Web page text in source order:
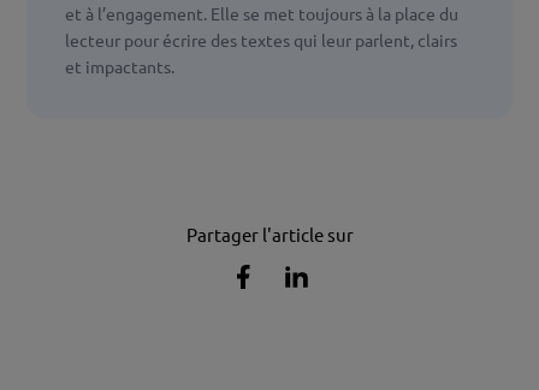
et à l’engagement. Elle se met toujours à la place du
lecteur pour écrire des textes qui leur parlent, clairs
et impactants.
Partager l'article sur
PartagerPartager